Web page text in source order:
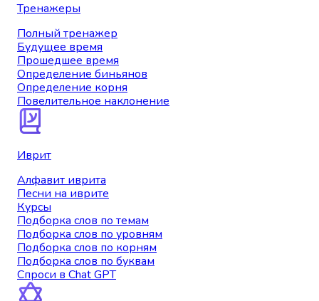
Тренажеры
Полный тренажер
Будущее время
Прошедшее время
Определение биньянов
Определение корня
Повелительное наклонение
Иврит
Алфавит иврита
Песни на иврите
Курсы
Подборка слов по темам
Подборка слов по уровням
Подборка слов по корням
Подборка слов по буквам
Спроси в Chat GPT